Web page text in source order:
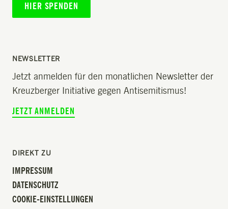
HIER SPENDEN
NEWSLETTER
Jetzt anmelden für den monatlichen Newsletter der
Kreuzberger Initiative gegen Antisemitismus!
JETZT ANMELDEN
DIREKT ZU
IMPRESSUM
DATENSCHUTZ
COOKIE-EINSTELLUNGEN